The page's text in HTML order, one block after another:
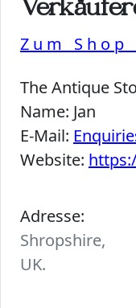
Zum
The Antique
Name: Jan
E-Mail:
Website:
Adresse:
Shropshire,
UK.